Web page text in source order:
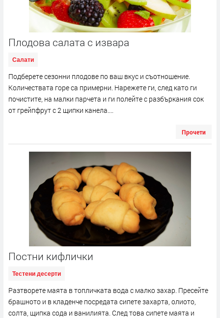
Плодова салата с извара
Салати
Подберете сезонни плодове по ваш вкус и съотношение.
Количествата горе са примерни. Нарежете ги, след като ги
почистите, на малки парчета и ги полейте с разбъркания сок
от грейпфрут с 2 щипки канела....
Прочети
Постни кифлички
Тестени десерти
Разтворете маята в топличката вода с малко захар. Пресейте
брашното и в кладенче посредата сипете захарта, олиото,
солта, щипка сода и ванилията. След това сипете маята и